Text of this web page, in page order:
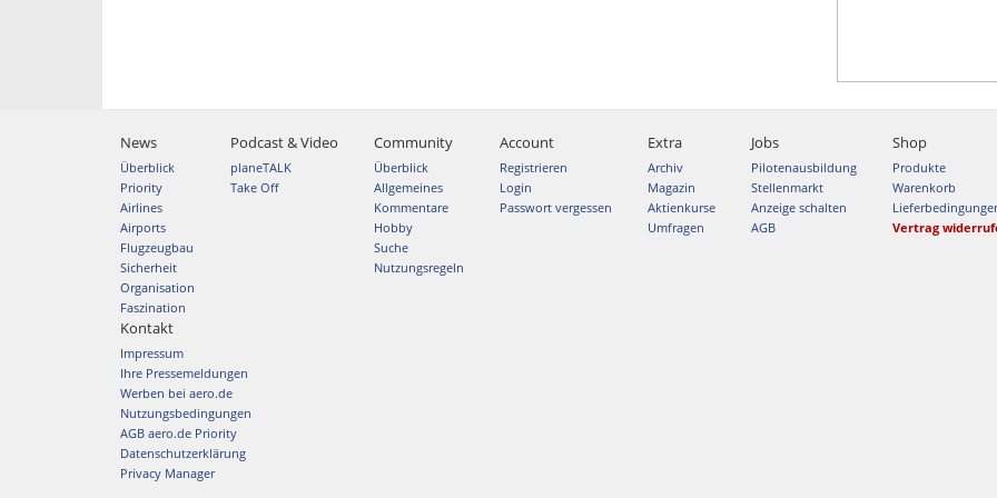
News
Überblick
Priority
Airlines
Airports
Flugzeugbau
Sicherheit
Organisation
Faszination
Podcast & Video
planeTALK
Take Off
Community
Überblick
Allgemeines
Kommentare
Hobby
Suche
Nutzungsregeln
Account
Registrieren
Login
Passwort vergessen
Extra
Archiv
Magazin
Aktienkurse
Umfragen
Jobs
Pilotenausbildung
Stellenmarkt
Anzeige schalten
AGB
Shop
Produkte
Warenkorb
Vertrag
Kontakt
Impressum
Ihre Pressemeldungen
Werben bei aero.de
Nutzungsbedingungen
AGB aero.de Priority
Datenschutzerklärung
Privacy Manager